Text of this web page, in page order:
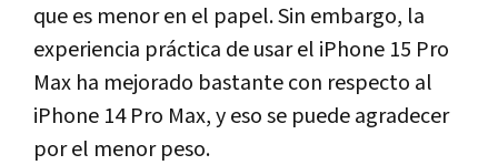
que es menor en el papel. Sin embargo, la
experiencia práctica de usar el iPhone 15 Pro
Max ha mejorado bastante con respecto al
iPhone 14 Pro Max, y eso se puede agradecer
por el menor peso.